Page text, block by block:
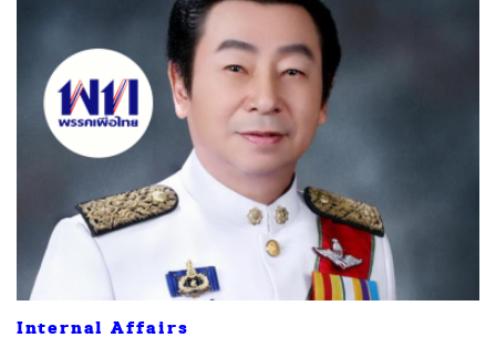
Internal Affairs
ค้นหา
SHARE TWEET LINE EMAIL